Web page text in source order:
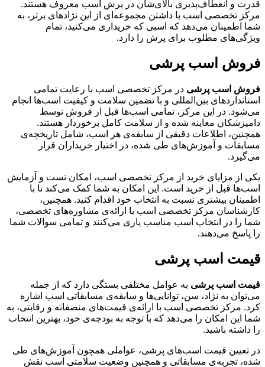
قدرت و انعطاف‌پذیری بالای‌شان در پرش اسب معروف هستند.
مرکز تخصصی اسب با داشتن مجموعه‌ای از این نژادهای برتر، به
شما اطمینان می‌دهد که اسبی که خریداری می‌کنید، تمام
ویژگی‌های مطلوب برای پرش را دارد.
فروش اسب پرشی
فروش اسب پرشی در مرکز تخصصی اسب با رعایت تمامی
استانداردهای بین‌المللی و با تضمین سلامت و کیفیت اسب‌ها انجام
می‌شود. در این مرکز، تمامی اسب‌ها قبل از فروش توسط
دامپزشکان معاینه شده و از سلامت کامل برخوردار هستند.
همچنین، اطلاعات دقیقی از سابقه‌ی هر اسب، شامل تاریخچه‌ی
مسابقات و آموزش‌های طی شده، در اختیار خریداران قرار
می‌گیرد.
یکی از مزایای خرید از مرکز تخصصی اسب، امکان تست و آزمایش
اسب‌ها قبل از خرید است. این امکان به شما کمک می‌کند تا با
اطمینان بیشتری نسبت به انتخاب خود اقدام کنید. همچنین،
کارشناسان مرکز تخصصی اسب با ارائه‌ی مشاوره‌های تخصصی،
شما را در انتخاب اسب مناسب یاری می‌کنند و تمامی سوالات شما
را پاسخ می‌دهند.
قیمت اسب پرشی
قیمت اسب پرشی به عوامل مختلفی بستگی دارد که از جمله
می‌توان به نژاد، سن، توانایی‌ها و سابقه‌ی مسابقاتی اسب اشاره
کرد. مرکز تخصصی اسب با ارائه‌ی قیمت‌های منصفانه و رقابتی، به
شما این امکان را می‌دهد که با توجه به بودجه‌ی خود، بهترین انتخاب
را داشته باشید.
در تعیین قیمت اسب‌های پرشی، عواملی همچون آموزش‌های طی
شده، تجربه‌ی مسابقاتی و همچنین وضعیت سلامتی اسب نقش